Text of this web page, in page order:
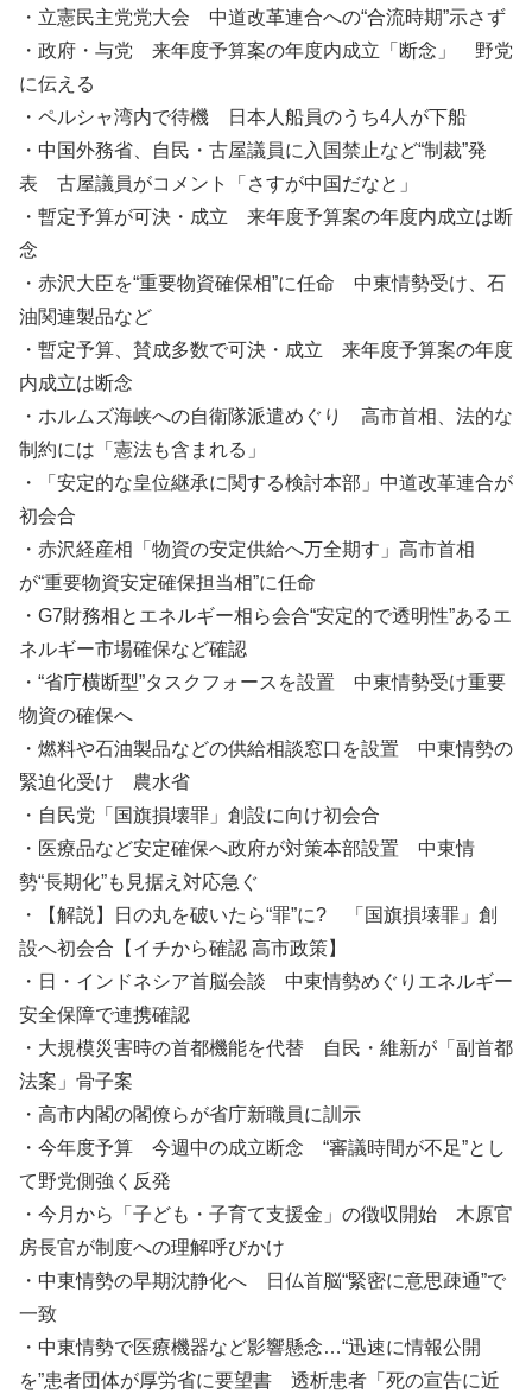
・立憲民主党党大会 中道改革連合への“合流時期”示さず
・政府・与党 来年度予算案の年度内成立「断念」 野党
に伝える
・ペルシャ湾内で待機 日本人船員のうち4人が下船
・中国外務省、自民・古屋議員に入国禁止など“制裁”発
表 古屋議員がコメント「さすが中国だなと」
・暫定予算が可決・成立 来年度予算案の年度内成立は断
念
・赤沢大臣を“重要物資確保相”に任命 中東情勢受け、石
油関連製品など
・暫定予算、賛成多数で可決・成立 来年度予算案の年度
内成立は断念
・ホルムズ海峡への自衛隊派遣めぐり 高市首相、法的な
制約には「憲法も含まれる」
・「安定的な皇位継承に関する検討本部」中道改革連合が
初会合
・赤沢経産相「物資の安定供給へ万全期す」高市首相
が“重要物資安定確保担当相”に任命
・G7財務相とエネルギー相ら会合“安定的で透明性”あるエ
ネルギー市場確保など確認
・“省庁横断型”タスクフォースを設置 中東情勢受け重要
物資の確保へ
・燃料や石油製品などの供給相談窓口を設置 中東情勢の
緊迫化受け 農水省
・自民党「国旗損壊罪」創設に向け初会合
・医療品など安定確保へ政府が対策本部設置 中東情
勢“長期化”も見据え対応急ぐ
・【解説】日の丸を破いたら“罪”に? 「国旗損壊罪」創
設へ初会合【イチから確認 高市政策】
・日・インドネシア首脳会談 中東情勢めぐりエネルギー
安全保障で連携確認
・大規模災害時の首都機能を代替 自民・維新が「副首都
法案」骨子案
・高市内閣の閣僚らが省庁新職員に訓示
・今年度予算 今週中の成立断念 “審議時間が不足”とし
て野党側強く反発
・今月から「子ども・子育て支援金」の徴収開始 木原官
房長官が制度への理解呼びかけ
・中東情勢の早期沈静化へ 日仏首脳“緊密に意思疎通”で
一致
・中東情勢で医療機器など影響懸念…“迅速に情報公開
を”患者団体が厚労省に要望書 透析患者「死の宣告に近